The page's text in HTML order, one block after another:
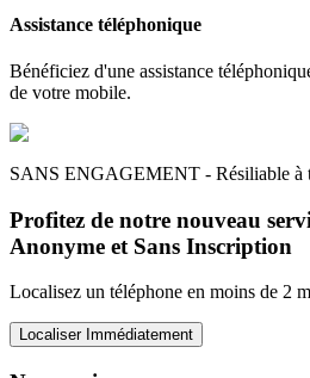
Assistance téléphonique
Bénéficiez d'une assistance
de votre mobile.
SANS ENGAGEMENT - Résiliable à
Profitez de notre nouveau
Anonyme et Sans Inscription
Localisez un téléphone en moins de 2
Localiser Immédiatement